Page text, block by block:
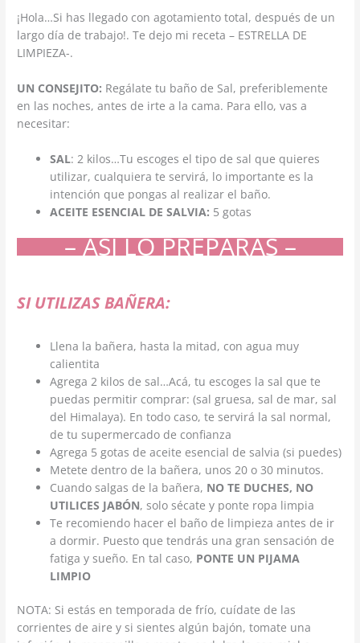
¡Hola…Si has llegado con agotamiento total, después de un
largo día de trabajo!. Te dejo mi receta – ESTRELLA DE
LIMPIEZA-.
UN CONSEJITO: Regálate tu baño de Sal, preferiblemente
en las noches, antes de irte a la cama. Para ello, vas a
necesitar:
SAL: 2 kilos…Tu escoges el tipo de sal que quieres
utilizar, cualquiera te servirá, lo importante es la
intención que pongas al realizar el baño.
ACEITE ESENCIAL DE SALVIA: 5 gotas
– ASÍ LO PREPARAS –
SI UTILIZAS BAÑERA:
Llena la bañera, hasta la mitad, con agua muy
calientita
Agrega 2 kilos de sal…Acá, tu escoges la sal que te
puedas permitir comprar: (sal gruesa, sal de mar, sal
del Himalaya). En todo caso, te servirá la sal normal,
de tu supermercado de confianza
Agrega 5 gotas de aceite esencial de salvia (si puedes)
Metete dentro de la bañera, unos 20 o 30 minutos.
Cuando salgas de la bañera, NO TE DUCHES, NO
UTILICES JABÓN, solo sécate y ponte ropa limpia
Te recomiendo hacer el baño de limpieza antes de ir
a dormir. Puesto que tendrás una gran sensación de
fatiga y sueño. En tal caso, PONTE UN PIJAMA
LIMPIO
NOTA: Si estás en temporada de frío, cuídate de las
corrientes de aire y si sientes algún bajón, tomate una